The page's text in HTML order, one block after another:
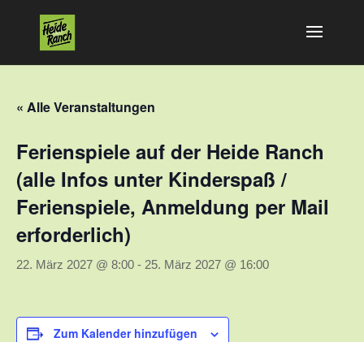
« Alle Veranstaltungen
Ferienspiele auf der Heide Ranch
(alle Infos unter Kinderspaß /
Ferienspiele, Anmeldung per Mail
erforderlich)
22. März 2027 @ 8:00 - 25. März 2027 @ 16:00
Zum Kalender hinzufügen